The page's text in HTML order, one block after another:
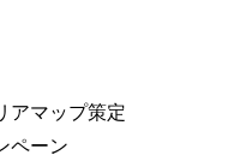
アマップ策定
ペーン